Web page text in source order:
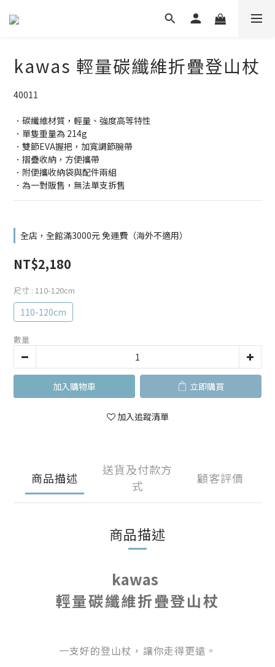
kawas 輕量碳纖維折疊登山杖
40011
．碳纖維材質，輕量、強度高等特性
．單隻重量為 214g
．雙節EVA握把，加寬調節腕帶
．摺疊收納，方便攜帶
．附便攜收納袋與配件兩組
．為一對販售，無法單支拆售
全店，全館滿3000元 免運費（海外不適用）
NT$2,180
尺寸 : 110-120cm
110-120cm
數量
加入購物車 立即購買
加入追蹤清單
商品描述
送貨及付款方
式
顧客評價
商品描述
kawas
輕量碳纖維折疊登山杖
一支好的登山杖，讓你走得更遠。